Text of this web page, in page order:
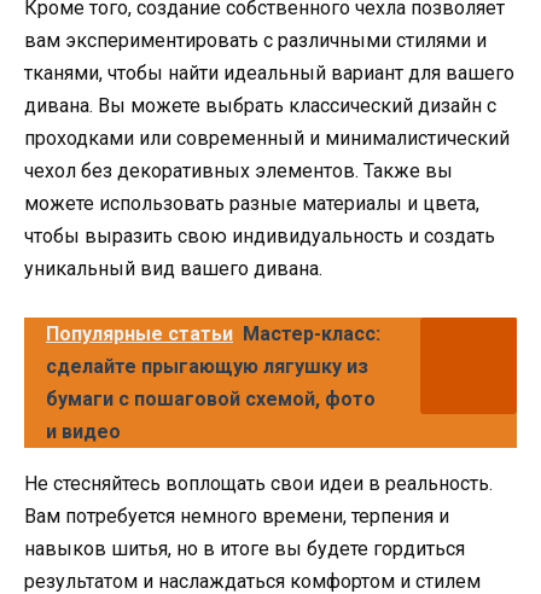
Кроме того, создание собственного чехла позволяет
вам экспериментировать с различными стилями и
тканями, чтобы найти идеальный вариант для вашего
дивана. Вы можете выбрать классический дизайн с
проходками или современный и минималистический
чехол без декоративных элементов. Также вы
можете использовать разные материалы и цвета,
чтобы выразить свою индивидуальность и создать
уникальный вид вашего дивана.
Популярные статьи Мастер-класс:
сделайте прыгающую лягушку из
бумаги с пошаговой схемой, фото
и видео
Не стесняйтесь воплощать свои идеи в реальность.
Вам потребуется немного времени, терпения и
навыков шитья, но в итоге вы будете гордиться
результатом и наслаждаться комфортом и стилем